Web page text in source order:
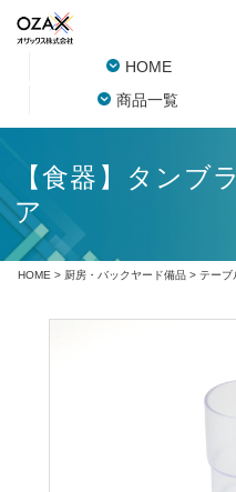
HOME
商品一覧
【食器】タンブ
ア
HOME > 厨房・バックヤード備品> テーブ